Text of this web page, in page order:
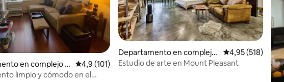
de 5. 105 evaluaciones
en complejo r
en Vancouver
Calificación promedio: 4,9 de 5. 101 evaluaciones
4,9 (101)
limpio y cómodo en el
Departamento en complejo
residencial en Vancouver
Calificación
4,95 (518)
Estudio de arte en Mount Pleasant